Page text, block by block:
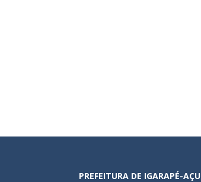
PREFEITURA DE IGARAPÉ-AÇU